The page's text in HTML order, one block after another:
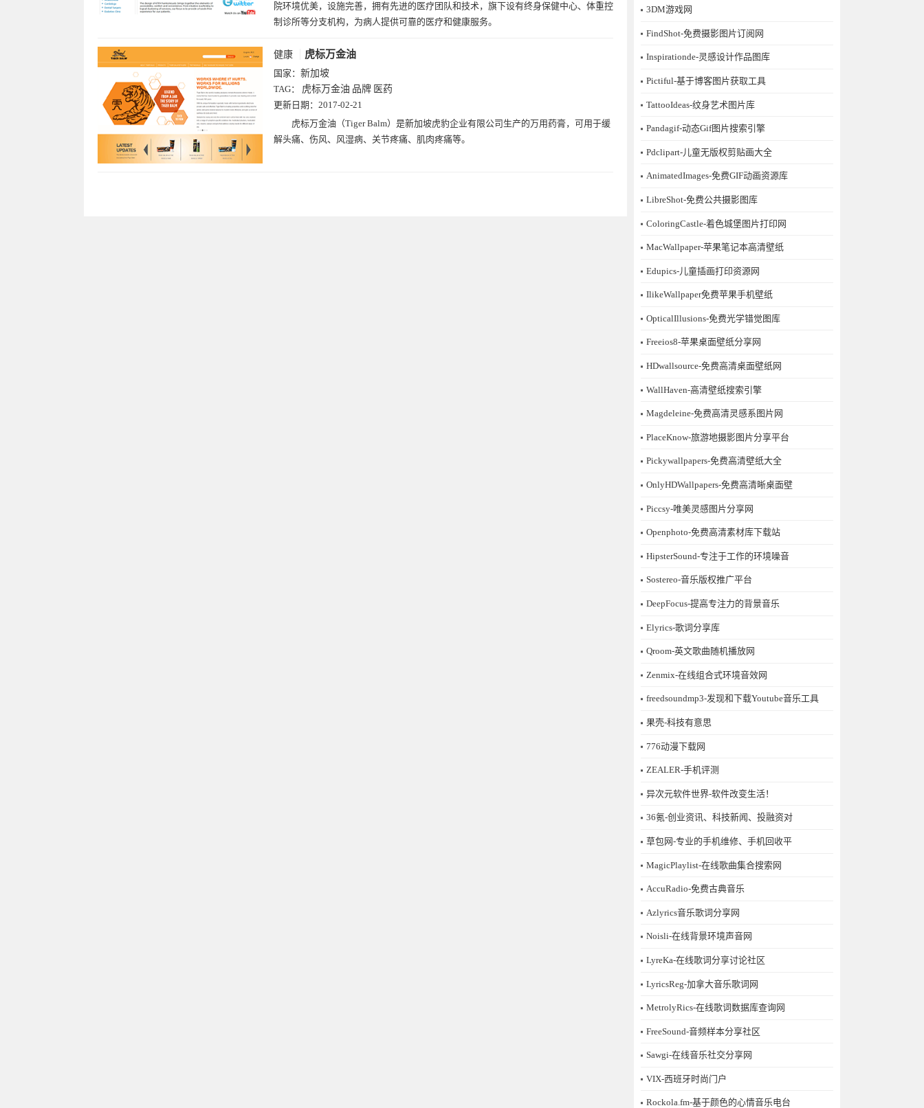
院环境优美，设施完善，拥有先进的医疗团队和技术，旗下设有终身保健中心、体重控
制诊所等分支机构，为病人提供可靠的医疗和健康服务。
健康 虎标万金油
国家： 新加坡
TAG： 虎标万金油 品牌 医药
更新日期： 2017-02-21
虎标万金油（Tiger Balm）是新加坡虎豹企业有限公司生产的万用药膏，可用于缓
解头痛、伤风、风湿病、关节疼痛、肌肉疼痛等。
3DM游戏网
FindShot-免费摄影图片订阅网
Inspirationde-灵感设计作品图库
Pictiful-基于博客图片获取工具
TattooIdeas-纹身艺术图片库
Pandagif-动态Gif图片搜索引擎
Pdclipart-儿童无版权剪贴画大全
AnimatedImages-免费GIF动画资源库
LibreShot-免费公共摄影图库
ColoringCastle-着色城堡图片打印网
MacWallpaper-苹果笔记本高清壁纸
Edupics-儿童插画打印资源网
IlikeWallpaper免费苹果手机壁纸
OpticalIllusions-免费光学错觉图库
Freeios8-苹果桌面壁纸分享网
HDwallsource-免费高清桌面壁纸网
WallHaven-高清壁纸搜索引擎
Magdeleine-免费高清灵感系图片网
PlaceKnow-旅游地摄影图片分享平台
Pickywallpapers-免费高清壁纸大全
OnlyHDWallpapers-免费高清晰桌面壁
Piccsy-唯美灵感图片分享网
Openphoto-免费高清素材库下载站
HipsterSound-专注于工作的环境噪音
Sostereo-音乐版权推广平台
DeepFocus-提高专注力的背景音乐
Elyrics-歌词分享库
Qroom-英文歌曲随机播放网
Zenmix-在线组合式环境音效网
freedsoundmp3-发现和下载Youtube音乐工具
果壳-科技有意思
776动漫下载网
ZEALER-手机评测
异次元软件世界-软件改变生活！
36氪-创业资讯、科技新闻、投融资对
草包网-专业的手机维修、手机回收平
MagicPlaylist-在线歌曲集合搜索网
AccuRadio-免费古典音乐
Azlyrics音乐歌词分享网
Noisli-在线背景环境声音网
LyreKa-在线歌词分享讨论社区
LyricsReg-加拿大音乐歌词网
MetrolyRics-在线歌词数据库查询网
FreeSound-音频样本分享社区
Sawgi-在线音乐社交分享网
​VIX-西班牙时尚门户
Rockola.fm-基于颜色的心情音乐电台